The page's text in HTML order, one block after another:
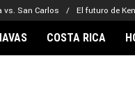
vs. San Carlos El futuro de
COSTA RICA